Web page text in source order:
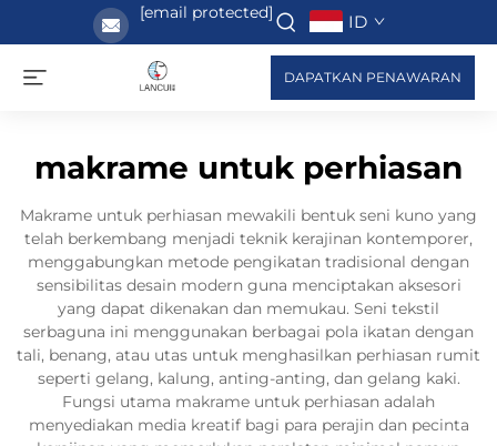
[email protected] ID
DAPATKAN PENAWARAN
makrame untuk perhiasan
Makrame untuk perhiasan mewakili bentuk seni kuno yang
telah berkembang menjadi teknik kerajinan kontemporer,
menggabungkan metode pengikatan tradisional dengan
sensibilitas desain modern guna menciptakan aksesori
yang dapat dikenakan dan memukau. Seni tekstil
serbaguna ini menggunakan berbagai pola ikatan dengan
tali, benang, atau utas untuk menghasilkan perhiasan rumit
seperti gelang, kalung, anting-anting, dan gelang kaki.
Fungsi utama makrame untuk perhiasan adalah
menyediakan media kreatif bagi para perajin dan pecinta